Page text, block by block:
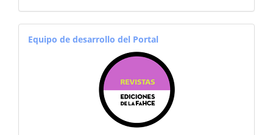
equiporevistas
Equipo de desarrollo del Portal